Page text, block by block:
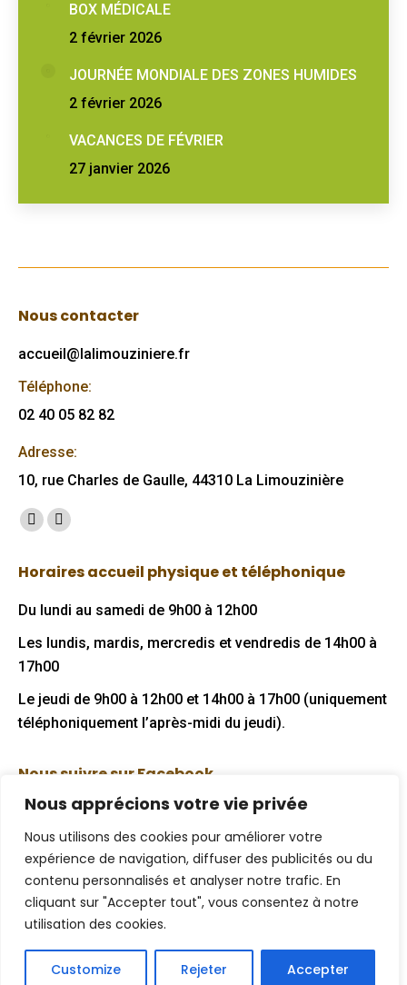
Nous apprécions votre vie privée
Nous utilisons des cookies pour améliorer votre
expérience de navigation, diffuser des publicités ou du
contenu personnalisés et analyser notre trafic. En
cliquant sur "Accepter tout", vous consentez à notre
utilisation des cookies.
Customize Rejeter Accepter
BOX MÉDICALE
2 février 2026
JOURNÉE MONDIALE DES ZONES HUMIDES
2 février 2026
VACANCES DE FÉVRIER
27 janvier 2026
Nous contacter
accueil@lalimouziniere.fr
Téléphone:
02 40 05 82 82
Adresse:
10, rue Charles de Gaulle, 44310 La Limouzinière
Trouvez nous sur :
Facebook
opens
in
window
Mail
opens
in
window
Horaires accueil physique et téléphonique
Du lundi au samedi de 9h00 à 12h00
Les lundis, mardis, mercredis et vendredis de 14h00 à
17h00
Le jeudi de 9h00 à 12h00 et 14h00 à 17h00 (uniquement
téléphoniquement l’après-midi du jeudi).
Nous suivre sur Facebook
Mentions légales
Politique de confidentialité
Plan de site